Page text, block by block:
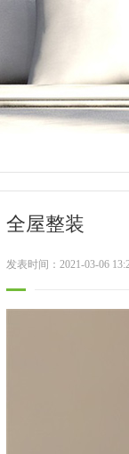
全屋整装
发表时间：2021-03-06